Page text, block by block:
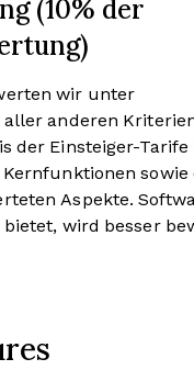
(10% der
wir unter
anderen
der Einsteiger-Tarife
sowie
Aspekte.
wird besser